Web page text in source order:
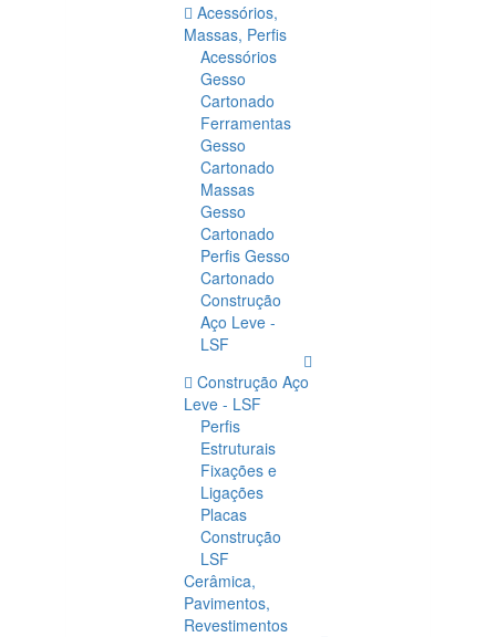
Acessórios,
Massas, Perfis
Acessórios
Gesso
Cartonado
Ferramentas
Gesso
Cartonado
Massas
Gesso
Cartonado
Perfis Gesso
Cartonado
Construção
Aço Leve -
LSF
Construção Aço
Leve - LSF
Perfis
Estruturais
Fixações e
Ligações
Placas
Construção
LSF
Cerâmica,
Pavimentos,
Revestimentos